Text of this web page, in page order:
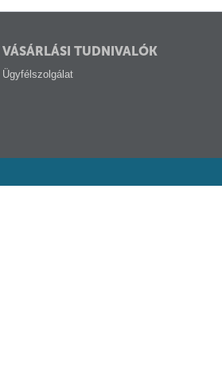
VÁSÁRLÁSI TUDNIVALÓK
Ügyfélszolgálat